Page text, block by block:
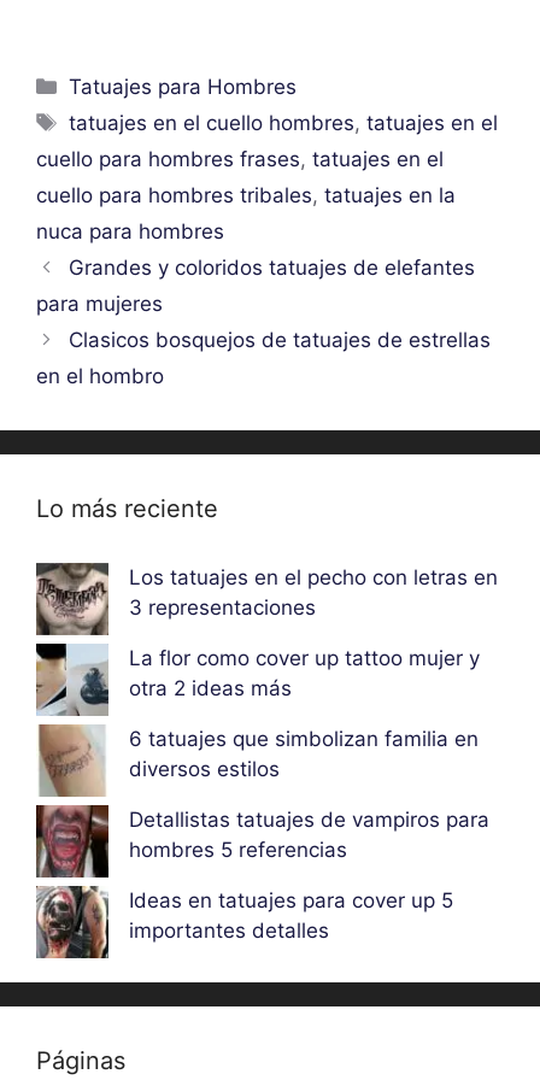
Categorías
Tatuajes para Hombres
Etiquetas
tatuajes en el cuello hombres,tatuajes en el
cuello para hombres frases, tatuajes en el
cuello para hombres tribales, tatuajes en la
nuca para hombres
Grandes y coloridos tatuajes de elefantes
para mujeres
Clasicos bosquejos de tatuajes de estrellas
en el hombro
Lo más reciente
Los tatuajes en el pecho con letras en
3 representaciones
La flor como cover up tattoo mujer y
otra 2 ideas más
6 tatuajes que simbolizan familia en
diversos estilos
Detallistas tatuajes de vampiros para
hombres 5 referencias
Ideas en tatuajes para cover up 5
importantes detalles
Páginas